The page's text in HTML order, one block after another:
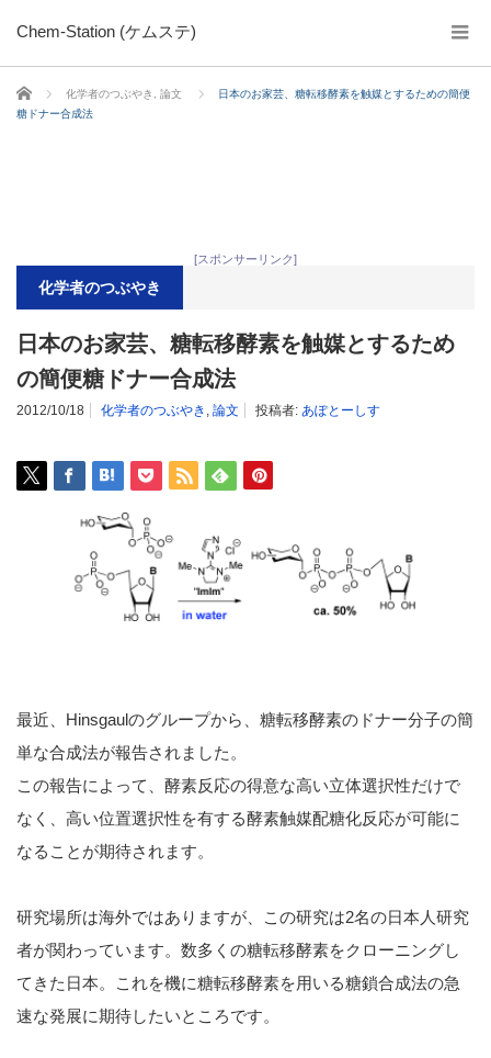
Chem-Station (ケムステ)
ホーム 化学者のつぶやき 論文
日本のお家芸、糖転移酵素を触媒とするための簡便
糖ドナー合成法
[スポンサーリンク]
化学者のつぶやき
日本のお家芸、糖転移酵素を触媒とするため
の簡便糖ドナー合成法
2012/10/18 化学者のつぶやき , 論文 投稿者: あぽとーしす
最近、Hinsgaulのグループから、糖転移酵素のドナー分子の簡
単な合成法が報告されました。
この報告によって、酵素反応の得意な高い立体選択性だけで
なく、高い位置選択性を有する酵素触媒配糖化反応が可能に
なることが期待されます。
研究場所は海外ではありますが、この研究は2名の日本人研究
者が関わっています。数多くの糖転移酵素をクローニングし
てきた日本。これを機に糖転移酵素を用いる糖鎖合成法の急
速な発展に期待したいところです。